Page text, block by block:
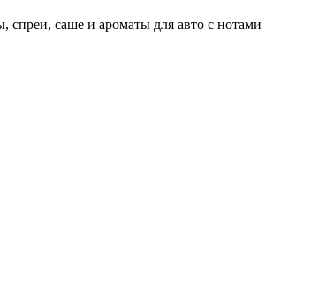
спреи, саше и ароматы для авто с нотами